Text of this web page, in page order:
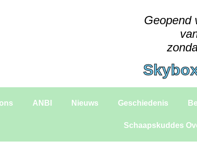
Geopend
ANBI Nieuws Geschiedenis
Schaapskuddes